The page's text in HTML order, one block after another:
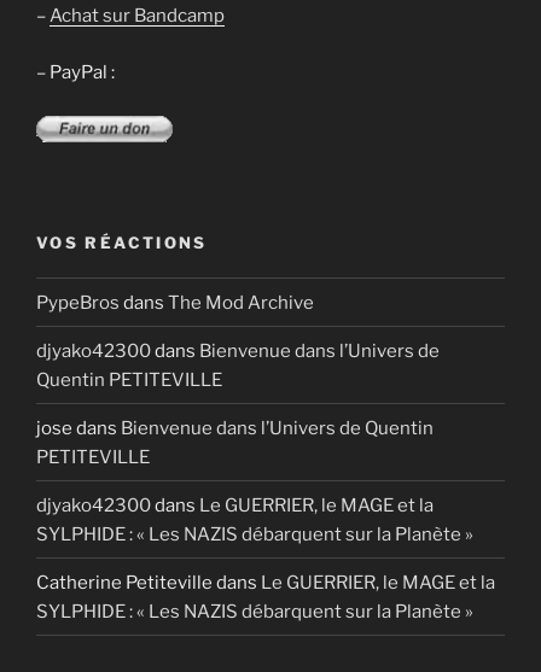
–Achat sur Bandcamp
– PayPal :
VOS RÉACTIONS
PypeBros dans The Mod Archive
djyako42300dans Bienvenue dans l’Univers de
Quentin PETITEVILLE
jose dans Bienvenue dans l’Univers de Quentin
PETITEVILLE
djyako42300dans Le GUERRIER, le MAGE et la
SYLPHIDE : « Les NAZIS débarquent sur la Planète »
Catherine Petiteville dans Le GUERRIER, le MAGE et la
SYLPHIDE : « Les NAZIS débarquent sur la Planète »